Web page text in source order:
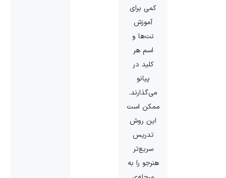
کمی برای
آموزش
نت‌ها و
اسم هر
کلید در
پیانو
می‌گذارند.
ممکن است
این روش
تدریس
سریع‌تر
هنرجو را به